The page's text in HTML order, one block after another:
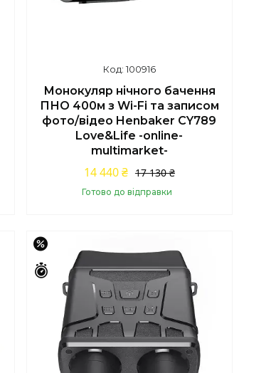
100916
Монокуляр нічного бачення
ПНО 400м з Wi-Fi та записом
фото/відео Henbaker CY789
Love&Life -online-
multimarket-
17 130 ₴
14 440 ₴
Готово до відправки
Залишилось 43 дні